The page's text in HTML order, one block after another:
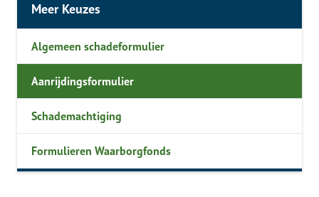
Meer Keuzes
Algemeen schadeformulier
Aanrijdingsformulier
Schademachtiging
Formulieren Waarborgfonds